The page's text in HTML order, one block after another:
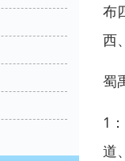
布
西
蜀
1
道